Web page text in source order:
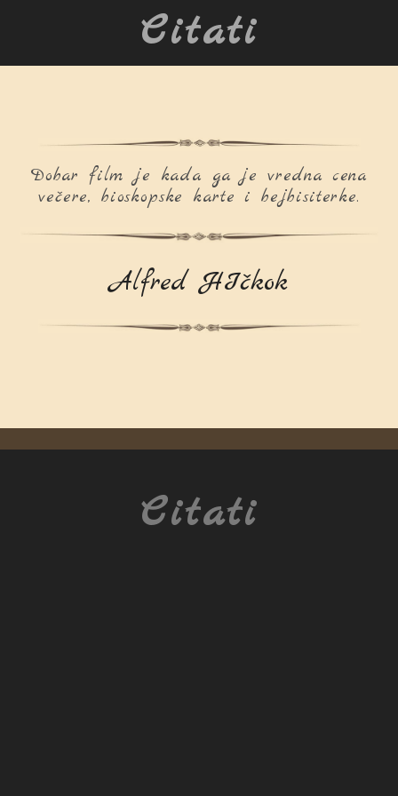
Citati
Dobar film je kada ga je vredna cena
večere, bioskopske karte i bejbisiterke.
Alfred HIčkok
Citati